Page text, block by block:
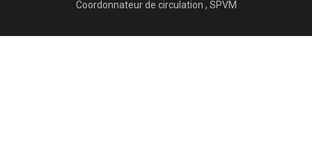
Coordonnateur de circulation , SPVM